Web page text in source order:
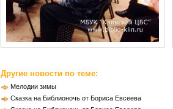
Другие новости по теме:
Мелодии зимы
Сказка на Библионочь от Бориса Евсеева